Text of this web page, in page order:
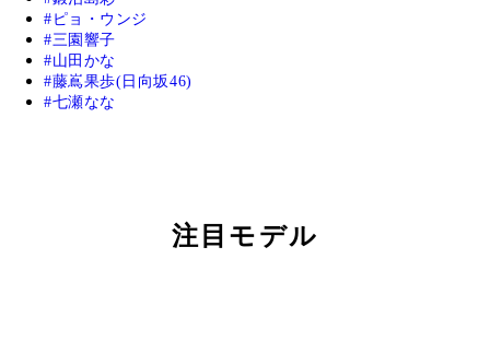
ピョ・ウンジ
三園響子
山田かな
藤嶌果歩(日向坂46)
七瀬なな
注目モデル